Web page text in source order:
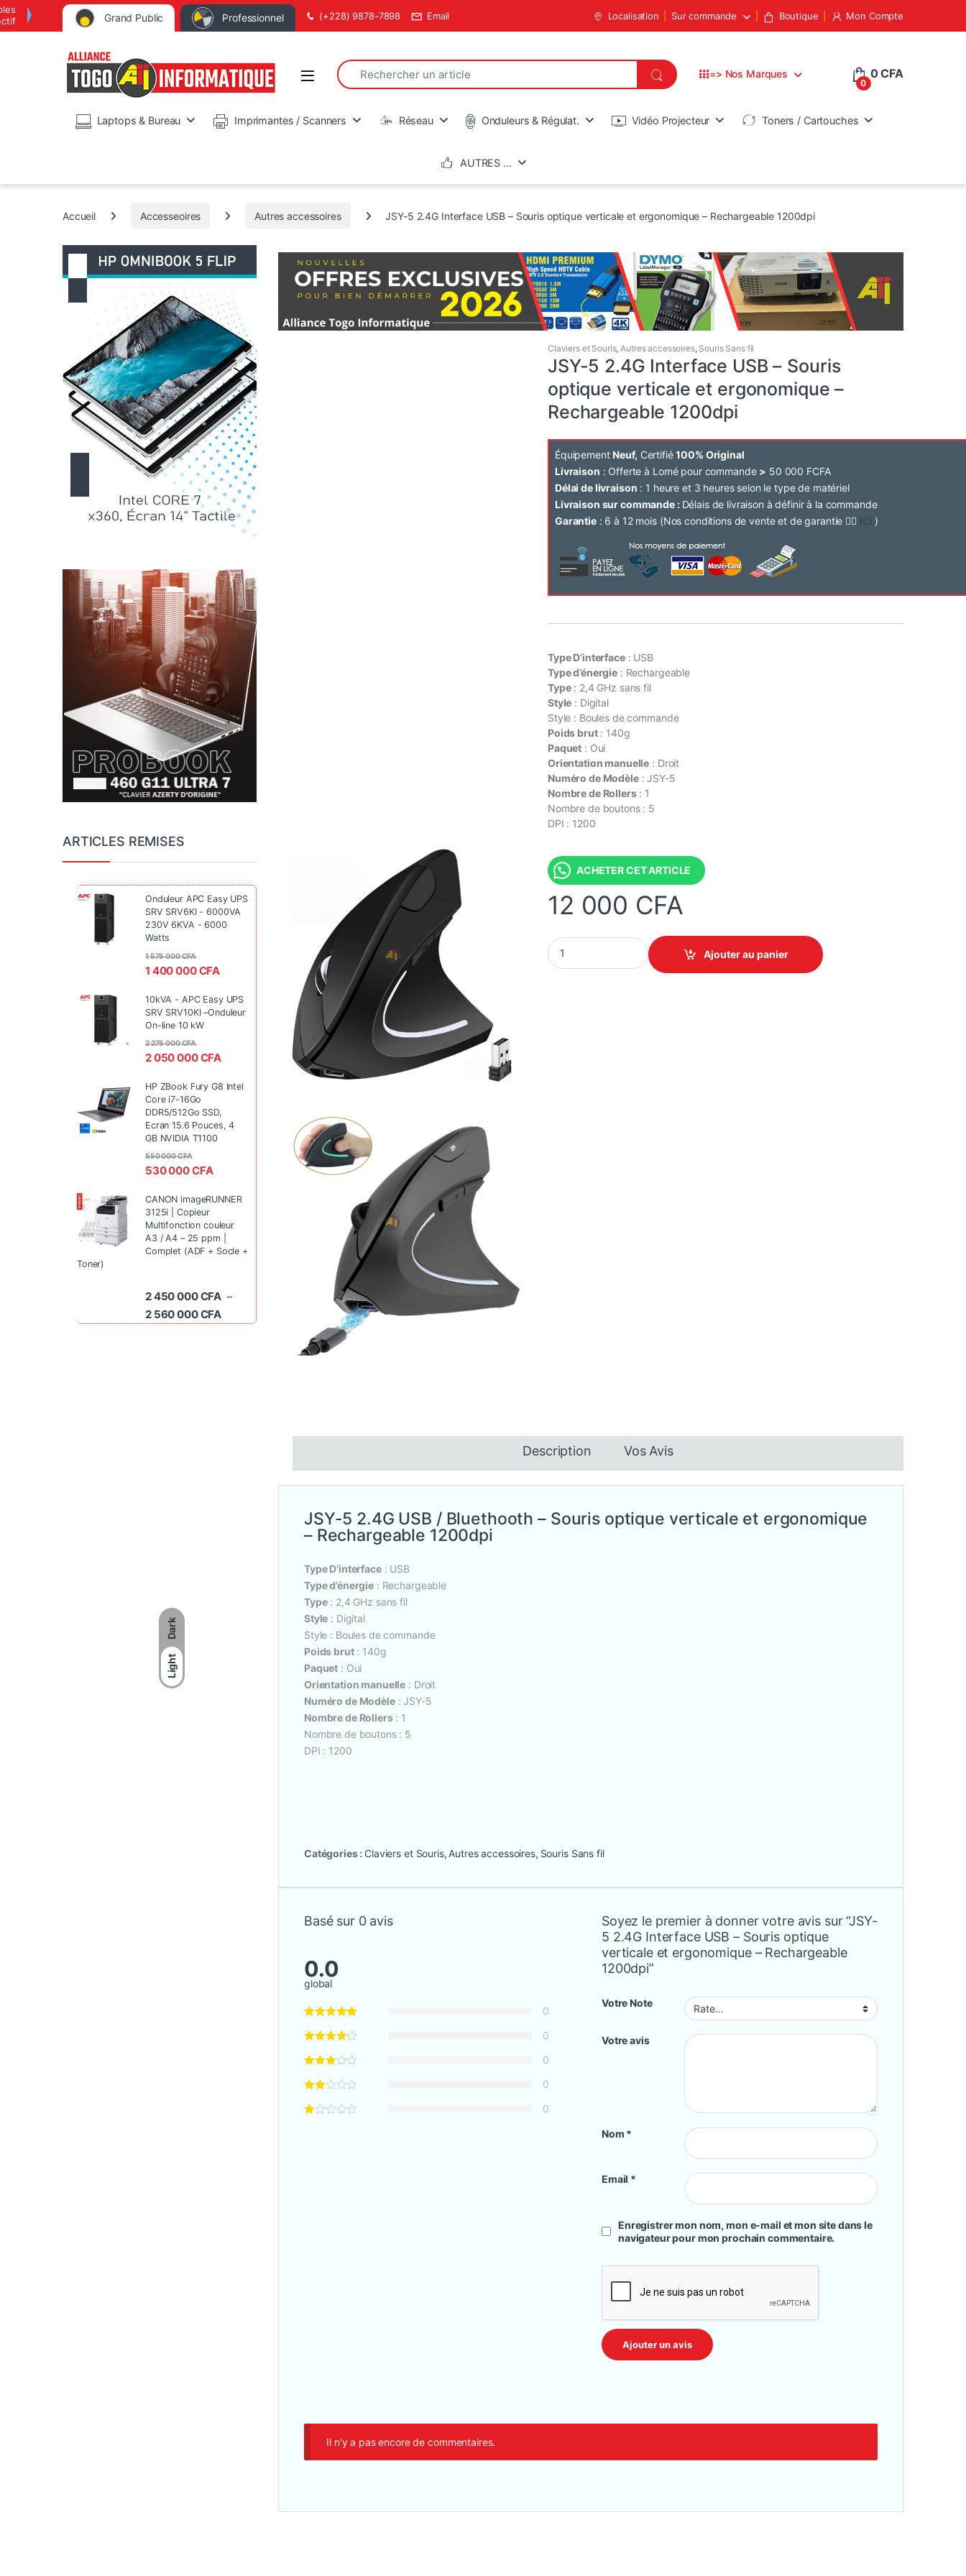
Dark
Light
Grand Public Professionnel (+228) 9878-7898 Email Localisation Sur commande Boutique Mon Compte
Open
Search for:
=> Nos Marques
0
0CFA
Laptops & Bureau Imprimantes / Scanners Réseau Onduleurs & Régulat. Vidéo Projecteur Toners / Cartouches
AUTRES …
Accueil Accesseoires Autres accessoires JSY-5 2.4G Interface USB – Souris optique verticale et ergonomique – Rechargeable 1200dpi
Claviers et Souris, Autres accessoires, Souris Sans fil
JSY-5 2.4G Interface USB – Souris
optique verticale et ergonomique –
Rechargeable 1200dpi
Équipement Neuf, Certifié100% Original
Livraison : Offerte à Lomé pour commande > 50 000 FCFA
Délai de livraison : 1 heure et 3 heures selon le type de matériel
Livraison sur commande : Délais de livraison à définir à la commande
Garantie: 6 à 12 mois (Nos conditions de vente et de garantie 👉🏽 ICI )
Type D’interface: USB
Type d’énergie : Rechargeable
Type: 2,4 GHz sans fil
Style : Digital
Style : Boules de commande
Poids brut: 140g
Paquet : Oui
Orientation manuelle : Droit
Numéro de Modèle: JSY-5
Nombre de Rollers: 1
Nombre de boutons : 5
DPI : 1200
ACHETER CET ARTICLE
12 000 CFA
JSY-5 2.4G Interface USB - Souris optique verticale et ergonomique - Rechargeable
Ajouter au panier
Description Vos Avis
JSY-5 2.4G USB / Bluethooth – Souris optique verticale et ergonomique
– Rechargeable 1200dpi
Type D’interface: USB
Type d’énergie : Rechargeable
Type: 2,4 GHz sans fil
Style : Digital
Style : Boules de commande
Poids brut: 140g
Paquet : Oui
Orientation manuelle : Droit
Numéro de Modèle: JSY-5
Nombre de Rollers: 1
Nombre de boutons : 5
DPI : 1200
Catégories : Claviers et Souris, Autres accessoires, Souris Sans fil
Basé sur 0 avis
0.0
global
0
0
0
0
0
Soyez le premier à donner votre avis sur “JSY-
5 2.4G Interface USB – Souris optique
verticale et ergonomique – Rechargeable
1200dpi”
Votre Note
Votre avis
Nom *
Email *
Enregistrer mon nom, mon e-mail et mon site dans le
navigateur pour mon prochain commentaire.
Il n'y a pas encore de commentaires.
ARTICLES REMISES
Onduleur APC Easy UPS
SRV SRV6KI - 6000VA
230V 6KVA - 6000
Watts
1 400 000CFA
1 575 000CFA
10kVA - APC Easy UPS
SRV SRV10KI –Onduleur
On-line 10 kW
2 050 000CFA
2 275 000CFA
HP ZBook Fury G8 Intel
Core i7-16Go
DDR5/512Go SSD,
Ecran 15.6 Pouces, 4
GB NVIDIA T1100
530 000CFA
550 000CFA
CANON imageRUNNER
3125i | Copieur
Multifonction couleur
A3 / A4 – 25 ppm |
Complet (ADF + Socle +
Toner)
2 450 000CFA –
2 560 000CFA Plage de prix : 2 450 000 CFA à 2 560 000 CFA